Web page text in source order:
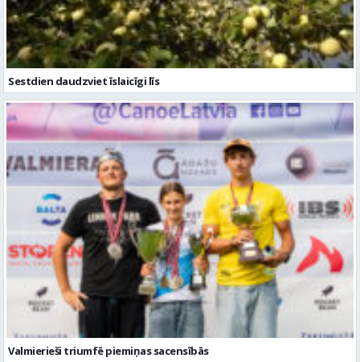
Sestdien daudzviet īslaicīgi līs
Valmierieši triumfē piemiņas sacensībās